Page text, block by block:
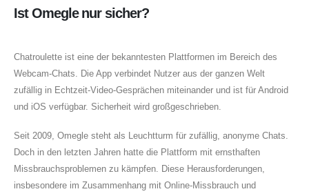
Ist Omegle nur sicher?
Chatroulette ist eine der bekanntesten Plattformen im Bereich des
Webcam-Chats. Die App verbindet Nutzer aus der ganzen Welt
zufällig in Echtzeit-Video-Gesprächen miteinander und ist für Android
und iOS verfügbar. Sicherheit wird großgeschrieben.
Seit 2009, Omegle steht als Leuchtturm für zufällig, anonyme Chats.
Doch in den letzten Jahren hatte die Plattform mit ernsthaften
Missbrauchsproblemen zu kämpfen. Diese Herausforderungen,
insbesondere im Zusammenhang mit Online-Missbrauch und